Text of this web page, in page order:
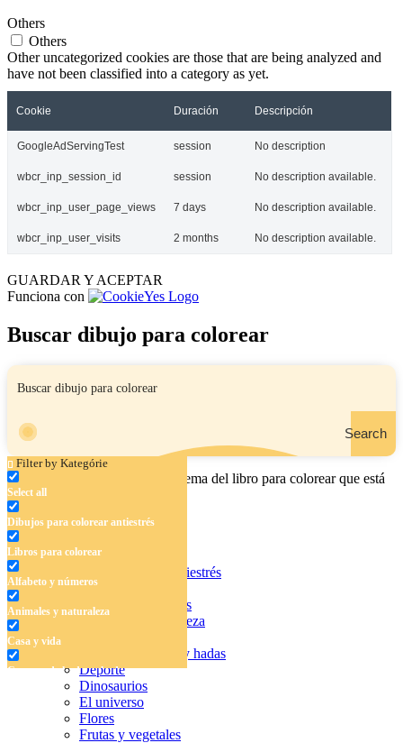
Others
Others
Other uncategorized cookies are those that are being analyzed and
have not been classified into a category as yet.
Cookie Duración Descripción
GoogleAdServingTest session No description
wbcr_inp_session_id session No description available.
wbcr_inp_user_page_views 7 days No description available.
wbcr_inp_user_visits 2 months No description available.
GUARDAR Y ACEPTAR
Funciona con
Buscar dibujo para colorear
Search
Filter by Kategórie
Select all
Dibujos para colorear antiestrés
Libros para colorear
Alfabeto y números
Animales y naturaleza
Casa y vida
Cuentos de hadas y hadas
Ingrese el nombre, el área o el tema del libro para colorear que está
buscando.
Dibujos para colorear antiestrés
Libros para colorear
Alfabeto y números
Animales y naturaleza
Cuentos de hadas y hadas
Deporte
Dinosaurios
El universo
Flores
Frutas y vegetales